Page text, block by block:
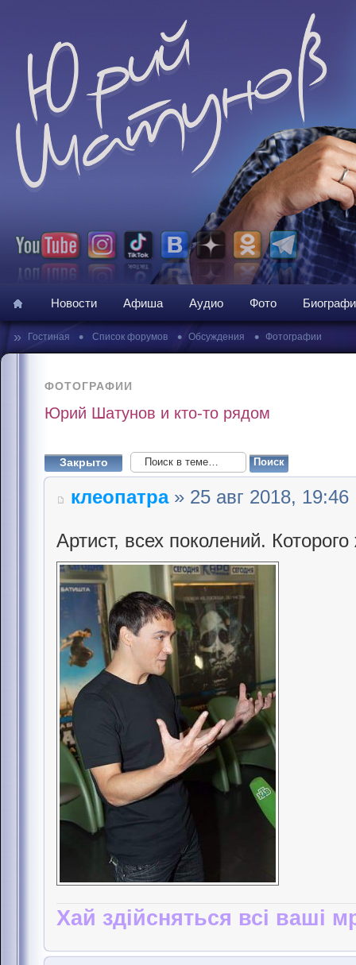
Новости Афиша Аудио Фото
» Гостиная • Список форумов • Обсуждения • Фотографии
ФОТОГРАФИИ
Юрий Шатунов и кто-то рядом
Закрыто
клеопатра» 25 авг 2018, 19:46
Артист, всех поколений.
Хай здійсняться всі ваші